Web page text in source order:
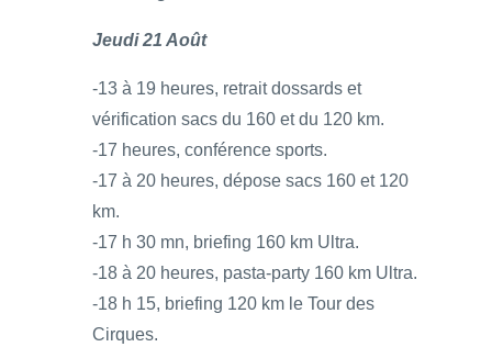
Jeudi 21 Août
-13 à 19 heures, retrait dossards et
vérification sacs du 160 et du 120 km.
-17 heures, conférence sports.
-17 à 20 heures, dépose sacs 160 et 120
km.
-17 h 30 mn, briefing 160 km Ultra.
-18 à 20 heures, pasta-party 160 km Ultra.
-18 h 15, briefing 120 km le Tour des
Cirques.